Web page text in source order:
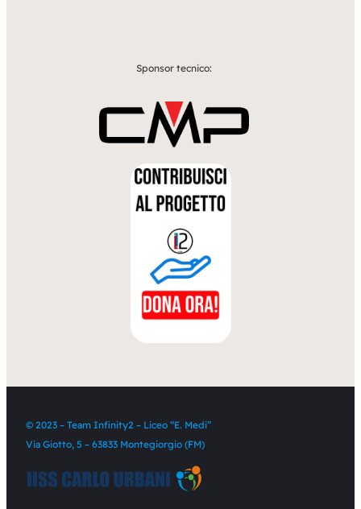
Sponsor tecnico:
© 2023 – Team Infinity2 – Liceo “E. Medi”
Via Giotto, 5 – 63833 Montegiorgio (FM)